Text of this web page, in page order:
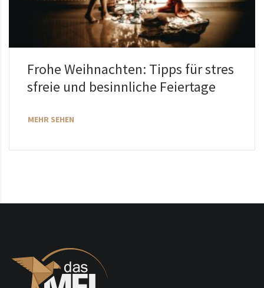
Frohe Weihnachten: Tipps für stres
sfreie und besinnliche Feiertage
MEHR SEHEN